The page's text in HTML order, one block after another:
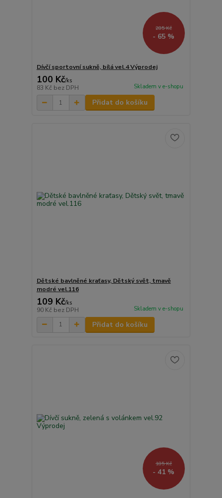
285 Kč
- 65 %
Dívčí sportovní sukně, bílá vel.4 Výprodej
100 Kč/ks
83 Kč bez DPH Skladem v e-shopu
Přidat do košíku
Dětské bavlněné kraťasy, Dětský svět, tmavě
modré vel.116
109 Kč/ks
90 Kč bez DPH Skladem v e-shopu
Přidat do košíku
185 Kč
- 41 %